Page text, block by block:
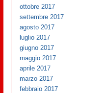
ottobre 2017
settembre 2017
agosto 2017
luglio 2017
giugno 2017
maggio 2017
aprile 2017
marzo 2017
febbraio 2017